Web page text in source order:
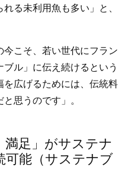
る未利用魚も多い」と、
こそ、若い世代にフラン
ル」に伝え続けるという
広げるためには、伝統料
思うのです」。
満足」がサステナ
可能（サステナブ